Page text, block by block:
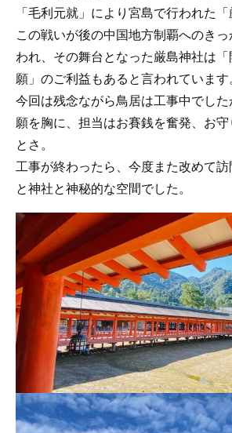
「毛利元就」により宮島で行われた「
この戦いが後の中国地方制覇へのき
われ、その舞台となった厳島神社は
願」のご利益もあると言われています
今回は残念ながら鳥居は工事中でし
願を胸に、担当はお賽銭を奮発、お
とさ。
工事が終わったら、今度また改めて
と神社と神秘的な空間でした。